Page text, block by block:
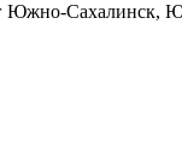
Южно-Сахалинск,